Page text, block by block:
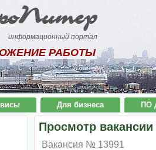
информационный портал
РАБОТЫ
Для бизнеса ПО
Просмотр вакансии
Вакансия № 13991